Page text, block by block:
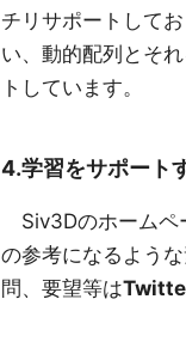
チリサポートして
い、動的配列とそ
トしています。
4.学習をサポート
Siv3Dのホームペ
の参考になるよう
問、要望等は